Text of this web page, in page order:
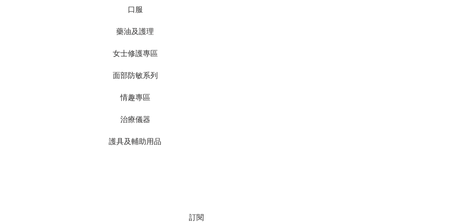
口服
藥油及護理
女士修護專區
面部防敏系列
情趣專區
治療儀器
護具及輔助用品
訂閱